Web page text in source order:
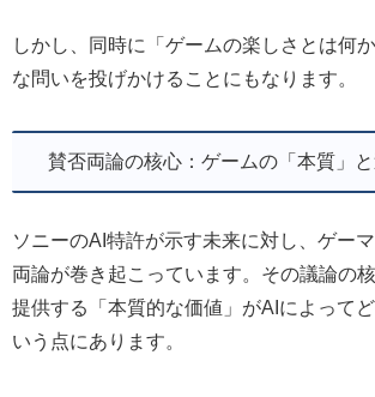
しかし、同時に「ゲームの楽しさとは何
な問いを投げかけることにもなります。
賛否両論の核心：ゲームの「本質」
ソニーのAI特許が示す未来に対し、ゲー
両論が巻き起こっています。その議論の
提供する「本質的な価値」がAIによって
いう点にあります。